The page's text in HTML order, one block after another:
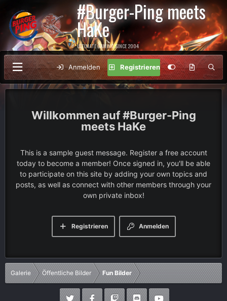
#Burger-Ping meets
HaKe
ULTIMATE GAMING SINCE 2004
Anmelden Registrieren
#Burger-Ping
meets HaKe
This is a sample guest message. Register a free account
today to become a member! Once signed in, you'll be able
to participate on this site by adding your own topics and
posts, as well as connect with other members through your
own private inbox!
Anmelden
Registrieren
Galerie Öffentliche Bilder Fun Bilder